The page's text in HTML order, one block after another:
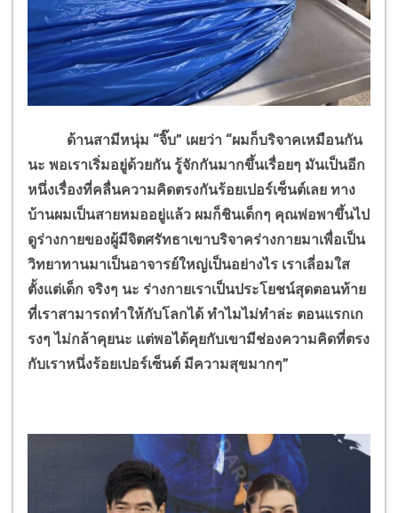
ด้านสามีหนุ่ม “จิ๊บ” เผยว่า “ผมก็บริจาคเหมือนกัน
นะ พอเราเริ่มอยู่ด้วยกัน รู้จักกันมากขึ้นเรื่อยๆ มันเป็นอีก
หนึ่งเรื่องที่คลื่นความคิดตรงกันร้อยเปอร์เซ็นต์เลย ทาง
บ้านผมเป็นสายหมออยู่แล้ว ผมก็ชินเด็กๆ คุณพ่อพาขึ้นไป
ดูร่างกายของผู้มีจิตศรัทธาเขาบริจาคร่างกายมาเพื่อเป็น
วิทยาทานมาเป็นอาจารย์ใหญ่เป็นอย่างไร เราเลี่อมใส
ตั้งแต่เด็ก จริงๆ นะ ร่างกายเราเป็นประโยชน์สุดตอนท้าย
ที่เราสามารถทำให้กับโลกได้ ทำไมไม่ทำล่ะ ตอนแรกเก
รงๆ ไม่กล้าคุยนะ แต่พอได้คุยกับเขามีช่องความคิดที่ตรง
กับเราหนึ่งร้อยเปอร์เซ็นต์ มีความสุขมากๆ”